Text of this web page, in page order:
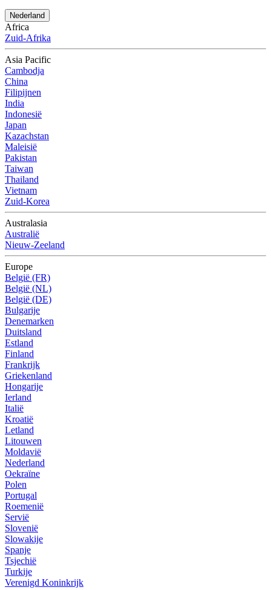
Nederland
Africa
Zuid-Afrika
Asia Pacific
Cambodja
China
Filipijnen
India
Indonesië
Japan
Kazachstan
Maleisië
Pakistan
Taiwan
Thailand
Vietnam
Zuid-Korea
Australasia
Australië
Nieuw-Zeeland
Europe
België (FR)
België (NL)
België (DE)
Bulgarije
Denemarken
Duitsland
Estland
Finland
Frankrijk
Griekenland
Hongarije
Ierland
Italië
Kroatië
Letland
Litouwen
Moldavië
Nederland
Oekraïne
Polen
Portugal
Roemenië
Servië
Slovenië
Slowakije
Spanje
Tsjechië
Turkije
Verenigd Koninkrijk